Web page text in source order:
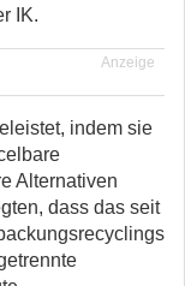
IK.
Anzeige
indem sie
Alternativen
dass das seit